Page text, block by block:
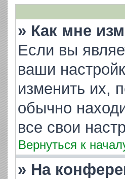
» Как мне
Если вы
ваши
изменить их,
обычно
все свои
Вернуться к
» На